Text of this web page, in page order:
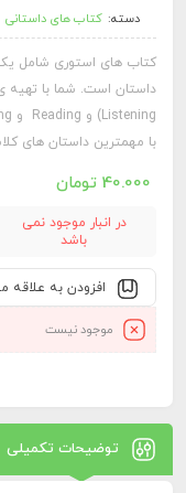
دسته: کتاب های داستانی
کتاب های استوری شامل
Listening) و Reading و Speaking , Writing)
با مهمترین داستان های
40.000 تومان
در انبار موجود نمی
باشد
افزودن به علاقه
موجود نیست
توضیحات تکمیلی